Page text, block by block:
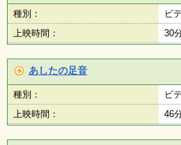
施
状
況
・
予
約
種別：
ビ
上映時間：
30
あしたの足音
種別：
ビ
上映時間：
46